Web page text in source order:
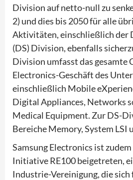
Division auf netto-null zu
2) und dies bis 2050 für alle
Aktivitäten, einschließlich der
(DS) Division, ebenfalls
Division umfasst das gesamte
Electronics-Geschäft des
einschließlich Mobile
Digital Appliances, Networks
Medical Equipment. Zur DS-
Bereiche Memory, System LSI
Samsung Electronics ist
Initiative RE100 beigetreten,
Industrie-Vereinigung, die